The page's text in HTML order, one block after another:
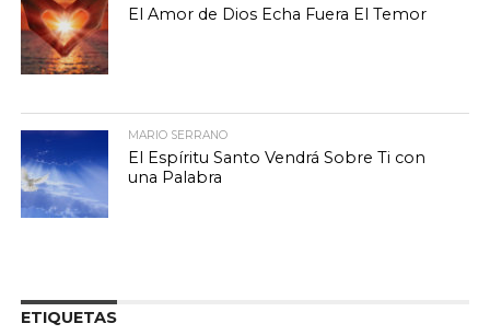
El Amor de Dios Echa Fuera El Temor
MARIO SERRANO
El Espíritu Santo Vendrá Sobre Ti con
una Palabra
ETIQUETAS